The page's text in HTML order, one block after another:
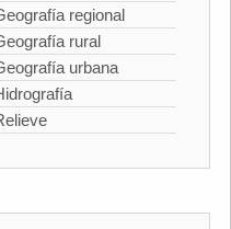
regional
rural
urbana